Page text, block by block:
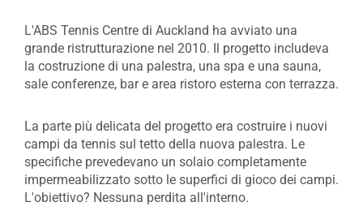
L'ABS Tennis Centre di Auckland ha avviato una
grande ristrutturazione nel 2010. Il progetto includeva
la costruzione di una palestra, una spa e una sauna,
sale conferenze, bar e area ristoro esterna con terrazza.
La parte più delicata del progetto era costruire i nuovi
campi da tennis sul tetto della nuova palestra. Le
specifiche prevedevano un solaio completamente
impermeabilizzato sotto le superfici di gioco dei campi.
L'obiettivo? Nessuna perdita all'interno.